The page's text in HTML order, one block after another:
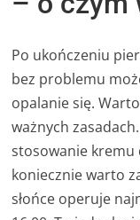
Po ukończeniu
bez problemu
opalanie się.
ważnych
stosowanie kremu
koniecznie warto
słońce operuje